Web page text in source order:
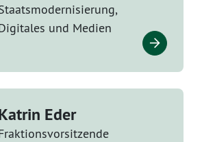
und Medien
Eder